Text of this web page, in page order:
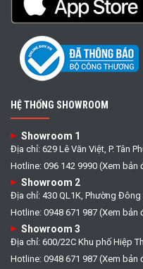
HỆ THỐNG SHOWROOM
Showroom 1
Địa chỉ: 629 Lê Văn Việt, P. Tân
Hotline: 096 142 9990 (Xem bản
Showroom 2
Địa chỉ: 430 QL1K, Phường Đông
Hotline: 0948 671 987 (Xem bản
Showroom 3
Địa chỉ: 600/22C Khu phố Hiệp
Hotline: 0948 671 987 (Xem bản